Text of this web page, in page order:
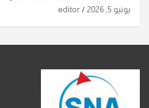
يونيو 5, 2026 editor